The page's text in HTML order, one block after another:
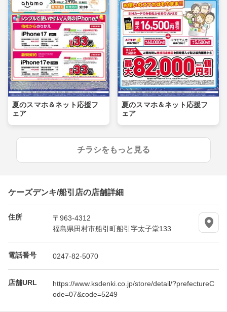
夏のスマホ＆ネット応援フ
ェア
夏のスマホ＆ネット応援フ
ェア
チラシをもっと見る
ケーズデンキ/船引店の店舗詳細
住所
〒963-4312
福島県田村市船引町船引字太子堂133
電話番号 0247-82-5070
店舗URL
https://www.ksdenki.co.jp/store/detail/?prefectureC
ode=07&code=5249